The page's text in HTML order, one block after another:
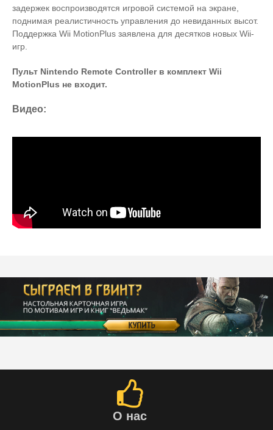
задержек воспроизводятся игровой системой на экране,
поднимая реалистичность управления до невиданных высот.
Поддержка Wii MotionPlus заявлена для десятков новых Wii-
игр.
Пульт Nintendo Remote Controller в комплект Wii
MotionPlus не входит.
Видео:
О нас